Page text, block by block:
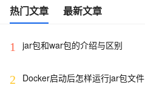
热门文章 最新文章
1 jar包和war包的介绍与区别
2 Docker启动后怎样运行jar包文件